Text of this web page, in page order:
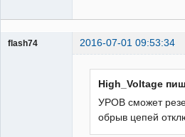
flash74 2016-07-01 09:53:34
High_Voltage
УРОВ сможет
обрыв цепей